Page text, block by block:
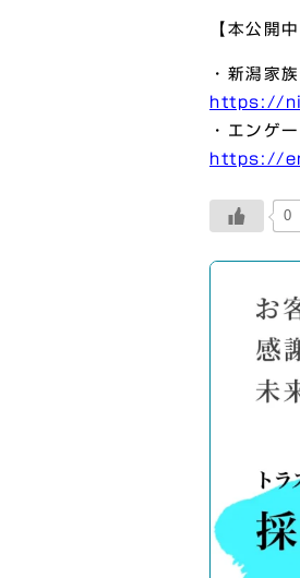
【本公開
・新潟家
https://
・エンゲ
https://
0